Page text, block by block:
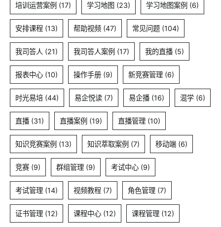
培训运营案例 (17) 学习地图 (23) 学习地图案例 (6)
安排课程 (13) 帮助视频 (47) 常见问题 (104)
我司答人 (21) 我司答人案例 (17) 我的直播 (5)
报表中心 (10) 操作手册 (9) 新竞赛管理 (6)
时光易培 (44) 易企悦读 (7) 易企播 (16) 混学 (6)
直播 (31) 直播案例 (19) 直播管理 (10)
知识竞赛案例 (13) 知识萃取案例 (7) 移动端 (6)
竞赛 (9) 群组管理 (9) 考试中心 (9)
考试管理 (14) 视频教程 (7) 角色管理 (7)
证书管理 (12) 课程中心 (12) 课程管理 (12)